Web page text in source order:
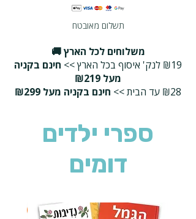
תשלום מאובטח
משלוחים לכל הארץ 🚚
₪19 לנק' איסוף בכל הארץ >>
חינם בקניה
מעל ₪219
₪28 עד הבית >>
חינם בקניה מעל ₪299
ספרי ילדים
דומים